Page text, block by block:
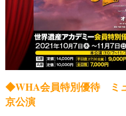
◆WHA会員特別優待 ミ
京公演